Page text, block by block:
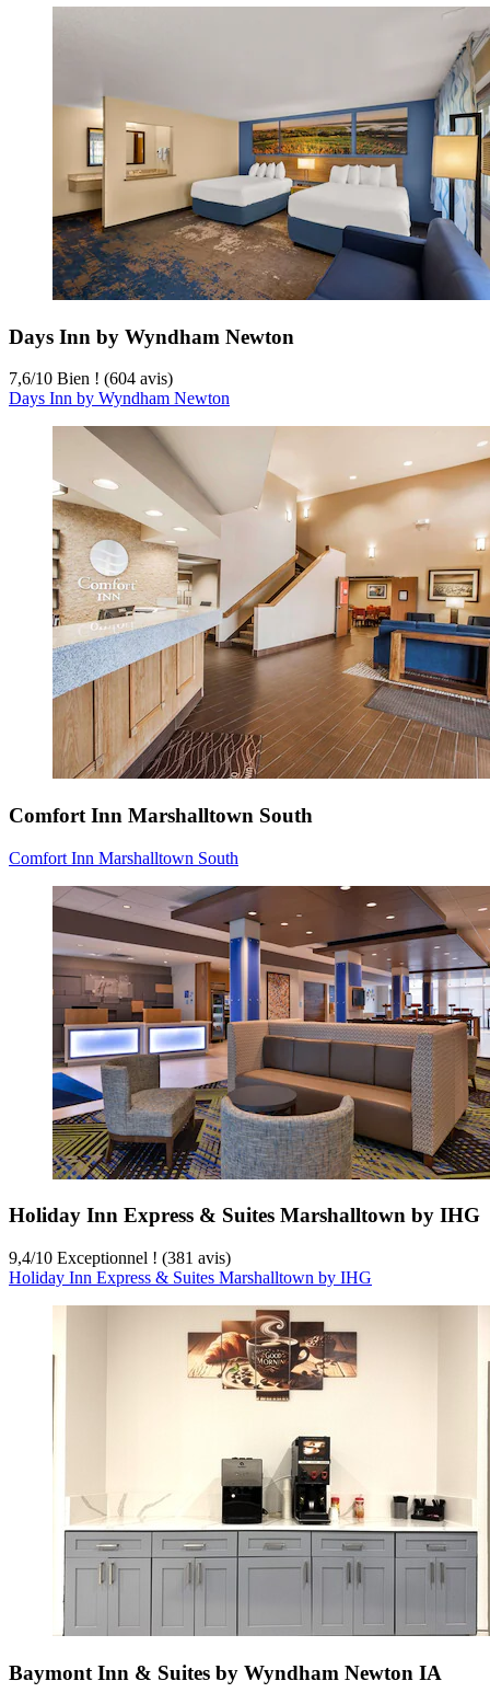
Days Inn by Wyndham Newton
7,6/10 Bien ! (604 avis)
Days Inn by Wyndham Newton
Comfort Inn Marshalltown South
Comfort Inn Marshalltown South
Holiday Inn Express & Suites Marshalltown by IHG
9,4/10 Exceptionnel ! (381 avis)
Holiday Inn Express & Suites Marshalltown by IHG
Baymont Inn & Suites by Wyndham Newton IA